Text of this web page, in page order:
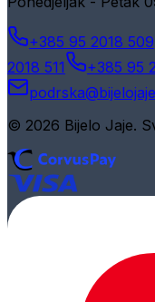
+385 95 2018 509
2018 511
+385 95
© 2026 Bijelo Jaje.